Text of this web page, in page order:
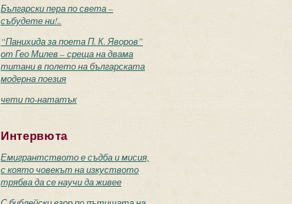
Български пера по света –
събудете ни!..
“Панихида за поета П. К. Яворов”
от Гео Милев – среща на двама
титани в полето на българската
модерна поезия
чети по-нататък
Интервюта
Емигрантството е съдба и мисия,
с която човекът на изкуството
трябва да се научи да живее